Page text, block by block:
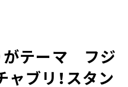
がテーマ フジ
ャブリ！スタン